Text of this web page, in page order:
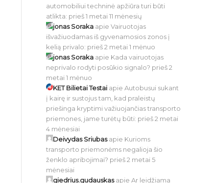
automobiliui techninė apžiūra turi būti
atlikta: prieš 1 metai 11 mėnesių
jonas Soraka apieVairuotojas
išvažiuodamas iš gyvenamosios zonos į
kelią privalo: prieš 2 metai 1 mėnuo
jonas Soraka apie Kada vairuotojas
neprivalo rodyti posūkio signalo? prieš 2
metai 1 mėnuo
KET Bilietai Testai apieAutobusui sukant
į kairę ir sustojus tam, kad praleistų
priešinga kryptimi važiuojančias transporto
priemones, jame turėtų būti: prieš 2 metai
4 mėnesiai
Deivydas Sriubasapie Kurioms
transporto priemonėms negalioja šio
ženklo apribojimai? prieš 2 metai 5
mėnesiai
giedrius.gudauskasapieAr leidžiama